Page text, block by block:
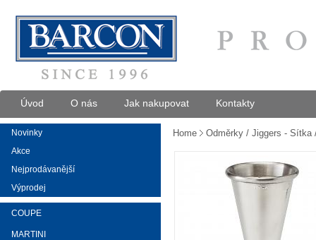
Úvod O nás Jak nakupovat Kontakty
Novinky
Akce
Nejprodávanější
Výprodej
COUPE
MARTINI
Home Odměrky / Jiggers - Sítka